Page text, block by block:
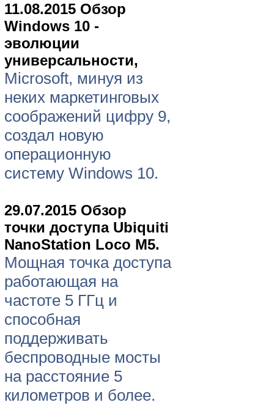
11.08.2015 Обзор
Windows 10 -
эволюции
универсальности,
Microsoft, минуя из
неких маркетинговых
соображений цифру 9,
создал новую
операционную
систему Windows 10.
29.07.2015 Обзор
точки доступа Ubiquiti
NanoStation Loco M5.
Мощная точка доступа
работающая на
частоте 5 ГГц и
способная
поддерживать
беспроводные мосты
на расстояние 5
километров и более.